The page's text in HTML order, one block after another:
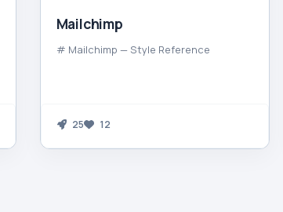
Mailchimp
# Mailchimp — Style Reference
25 12